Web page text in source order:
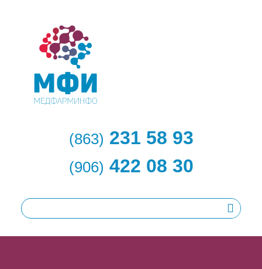
(863) 231 58 93
(906) 422 08 30